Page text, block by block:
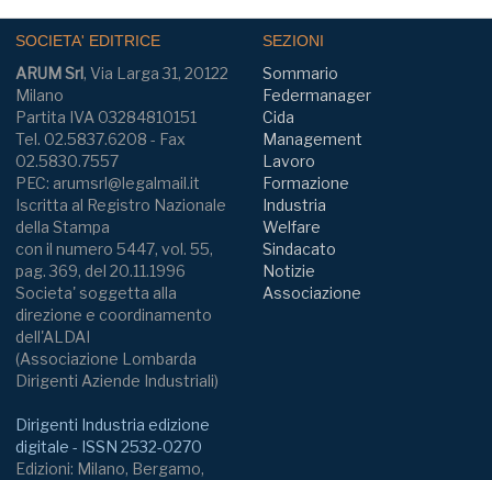
SOCIETA' EDITRICE
ARUM Srl, Via Larga 31, 20122
Milano
Partita IVA 03284810151
Tel. 02.5837.6208 - Fax
02.5830.7557
PEC: arumsrl@legalmail.it
Iscritta al Registro Nazionale
della Stampa
con il numero 5447, vol. 55,
pag. 369, del 20.11.1996
Societa' soggetta alla
direzione e coordinamento
dell'ALDAI
(Associazione Lombarda
Dirigenti Aziende Industriali)
Dirigenti Industria edizione
digitale - ISSN 2532-0270
Edizioni: Milano, Bergamo,
SEZIONI
Sommario
Federmanager
Cida
Management
Lavoro
Formazione
Industria
Welfare
Sindacato
Notizie
Associazione